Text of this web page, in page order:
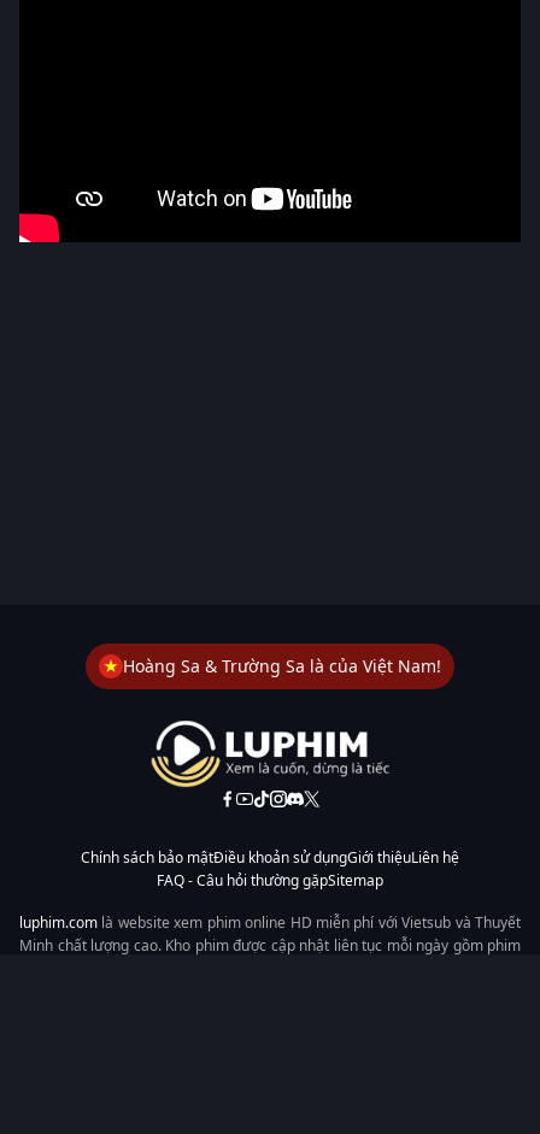
Hoàng Sa & Trường Sa là của Việt Nam!
Chính sách bảo mậtĐiều khoản sử dụngGiới thiệuLiên hệ
FAQ - Câu hỏi thường gặpSitemap
luphim.com là website xem phim online HD miễn phí với Vietsub và Thuyết
Minh chất lượng cao. Kho phim được cập nhật liên tục mỗi ngày gồm phim